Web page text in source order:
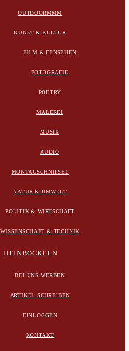
OUTDOORMMM
KUNST & KULTUR
FILM & FENSEHEN
FOTOGRAFIE
POETRY
MALEREI
MUSIK
AUDIO
MONTAGSCHNIPSEL
NATUR & UMWELT
POLITIK & WIRTSCHAFT
WISSENSCHAFT & TECHNIK
HEINBOCKELN
BEI UNS WERBEN
ARTIKEL SCHREIBEN
EINLOGGEN
KONTAKT